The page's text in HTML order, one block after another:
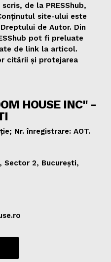
de la PRESShub,
site-ului este
de Autor. Din
pot fi preluate
de link la articol.
citării și protejarea
HOUSE INC" -
Nr. înregistrare: AOT.
Sector 2, București,